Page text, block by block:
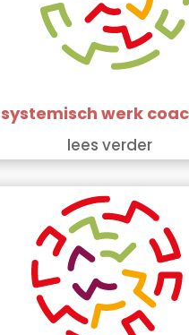
systemisch werk
lees verder